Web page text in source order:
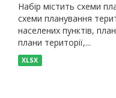
Набір містить схеми
схеми планування
населених пунктів,
плани території,...
XLSX